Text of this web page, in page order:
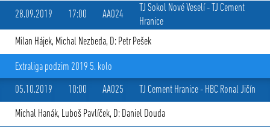
28.09.2019 17:00 AA024
TJ Sokol Nové Veselí- TJ Cement
Hranice
Milan Hájek, Michal Nezbeda, D: Petr Pešek
Extraliga podzim 2019 5. kolo
05.10.2019
10:00 AA025 TJ Cement Hranice- HBC Ronal Jičín
Michal Hanák, Luboš Pavlíček, D: Daniel Douda